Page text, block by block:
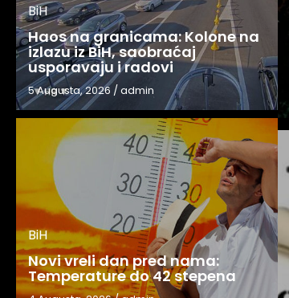
BiH
Haos na granicama: Kolone na
izlazu iz BiH, saobraćaj
usporavaju i radovi
5 Augusta, 2026 /admin
BiH
Novi vreli dan pred nama:
Temperature do 42 stepena